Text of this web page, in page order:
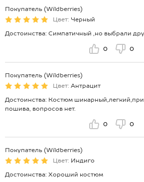
Покупатель (Wildberries)
Цвет: Черный
Достоинства: Симпатичный ,но выбрали
0 0
Покупатель (Wildberries)
Цвет: Антрацит
Достоинства: Костюм
пошива, вопросов нет.
0 0
Покупатель (Wildberries)
Цвет: Индиго
Достоинства: Хороший костюм